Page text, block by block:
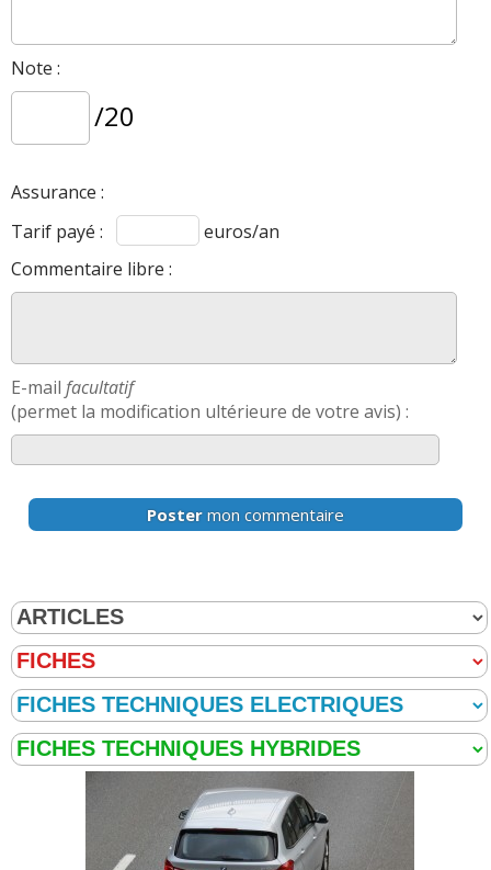
Note :
/20
Assurance :
Tarif payé :
euros/an
Commentaire libre :
E-mail facultatif
(permet la modification ultérieure de votre avis) :
Poster mon commentaire